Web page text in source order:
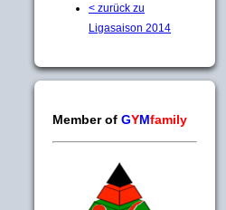
< zurück zu
Ligasaison 2014
Member of GYMfamily